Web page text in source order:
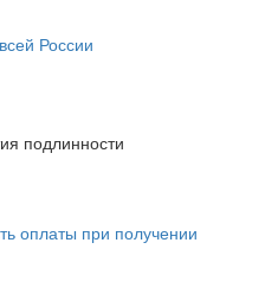
России
подлинности
оплаты при получении